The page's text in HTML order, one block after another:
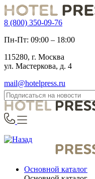
8 (800) 350-09-76
Пн-Пт: 09:00 – 18:00
115280, г. Москва
ул. Мастеркова, д. 4
mail@hotelpress.ru
Основной каталог